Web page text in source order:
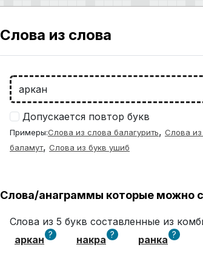
Слова из слова
Допускается повтор букв
Примеры:Слова из слова балагурить, Слова из
баламут, Слова из букв ушиб
Слова/анаграммы которые можно
Слова из 5 букв составленные из
аркан ? накра ? ранка ?